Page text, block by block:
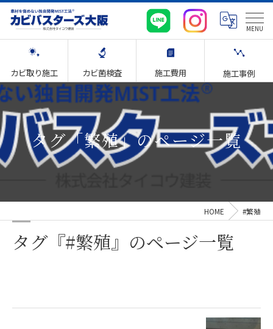
カビ取り施工 カビ菌検査 施工費用 施工事例
タグ「繁殖」のページ一覧
HOME #繁殖
タグ『#繁殖』のページ一覧